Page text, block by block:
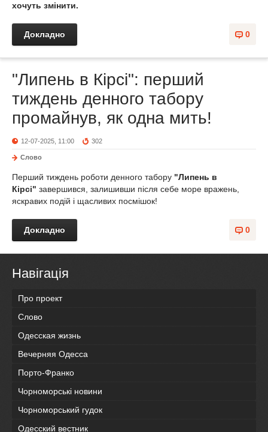
хочуть змінити.
0
Докладно
"Липень в Кірсі": перший
тиждень денного табору
промайнув, як одна мить!
12-07-2025, 11:00 302
Слово
Перший тиждень роботи денного табору "Липень в
Кірсі" завершився, залишивши після себе море вражень,
яскравих подій і щасливих посмішок!
0
Докладно
Навігація
Про проект
Слово
Одесская жизнь
Вечерняя Одесса
Порто-Франко
Чорноморські новини
Чорноморський гудок
Одесский вестник